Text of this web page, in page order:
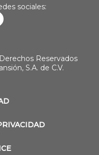
sociales:
Reservados
S.A. de C.V.